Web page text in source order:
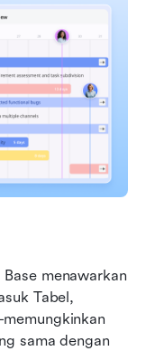
Base menawarkan
Tabel,
sama dengan